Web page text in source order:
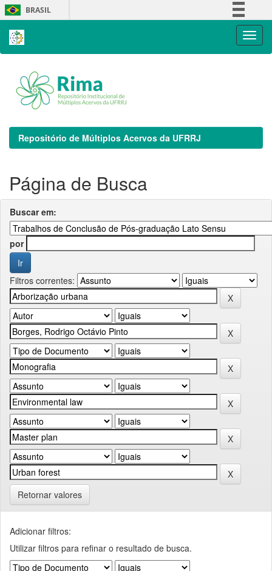
Skip
navigation
BRASIL
Repositório de Múltiplos Acervos da UFRRJ
Página de Busca
Buscar em:
por
Filtros correntes:
Retornar valores
Adicionar filtros:
Utilizar filtros para refinar o resultado de busca.